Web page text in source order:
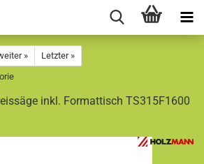
»
Letzter »
inkl. Formattisch TS315F1600